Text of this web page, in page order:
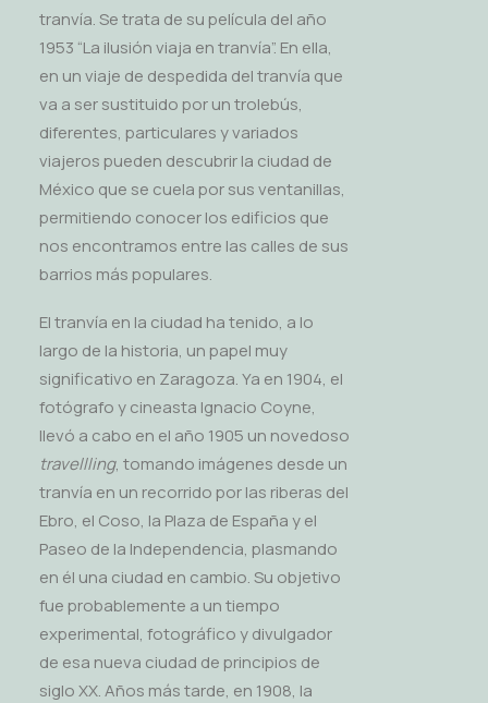
tranvía. Se trata de su película del año
1953 “La ilusión viaja en tranvía”. En ella,
en un viaje de despedida del tranvía que
va a ser sustituido por un trolebús,
diferentes, particulares y variados
viajeros pueden descubrir la ciudad de
México que se cuela por sus ventanillas,
permitiendo conocer los edificios que
nos encontramos entre las calles de sus
barrios más populares.
El tranvía en la ciudad ha tenido, a lo
largo de la historia, un papel muy
significativo en Zaragoza. Ya en 1904, el
fotógrafo y cineasta Ignacio Coyne,
llevó a cabo en el año 1905 un novedoso
travellling, tomando imágenes desde un
tranvía en un recorrido por las riberas del
Ebro, el Coso, la Plaza de España y el
Paseo de la Independencia, plasmando
en él una ciudad en cambio. Su objetivo
fue probablemente a un tiempo
experimental, fotográfico y divulgador
de esa nueva ciudad de principios de
siglo XX. Años más tarde, en 1908, la